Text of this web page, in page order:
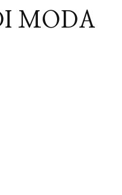
MODA